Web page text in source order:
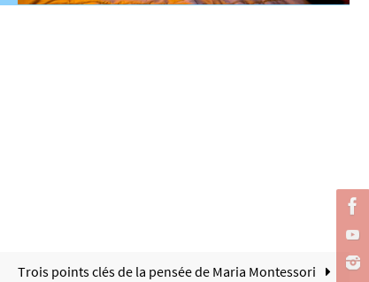
Trois points clés de la pensée de Maria Montessori